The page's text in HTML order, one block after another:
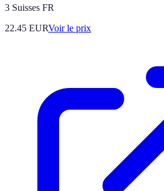
3 Suisses FR
22.45 EURVoir le prix